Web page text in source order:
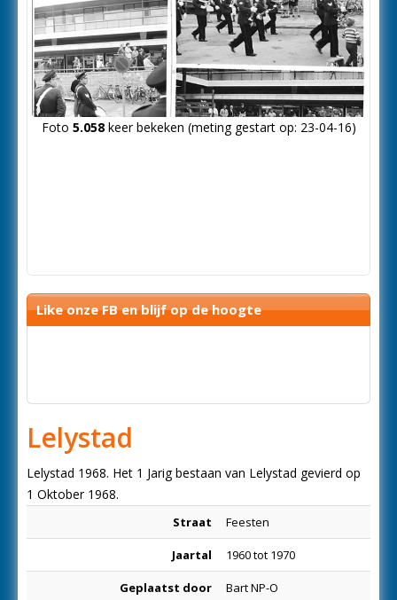
Foto 5.058keer bekeken (meting gestart op: 23-04-16)
Like onze FB en blijf op de hoogte
Lelystad
Lelystad 1968. Het 1 Jarig bestaan van Lelystad gevierd op
1 Oktober 1968.
Straat Feesten
Jaartal 1960 tot 1970
Geplaatst door Bart NP-O